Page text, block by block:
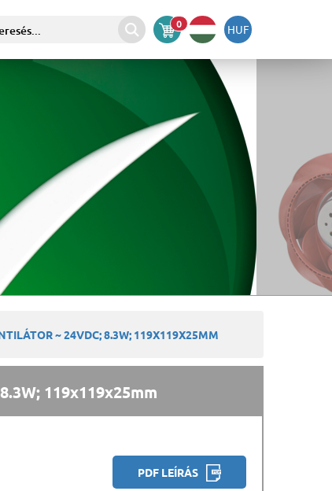
HUF
0
~ 24VDC; 8.3W; 119X119X25MM
119x119x25mm
PDF LEÍRÁS